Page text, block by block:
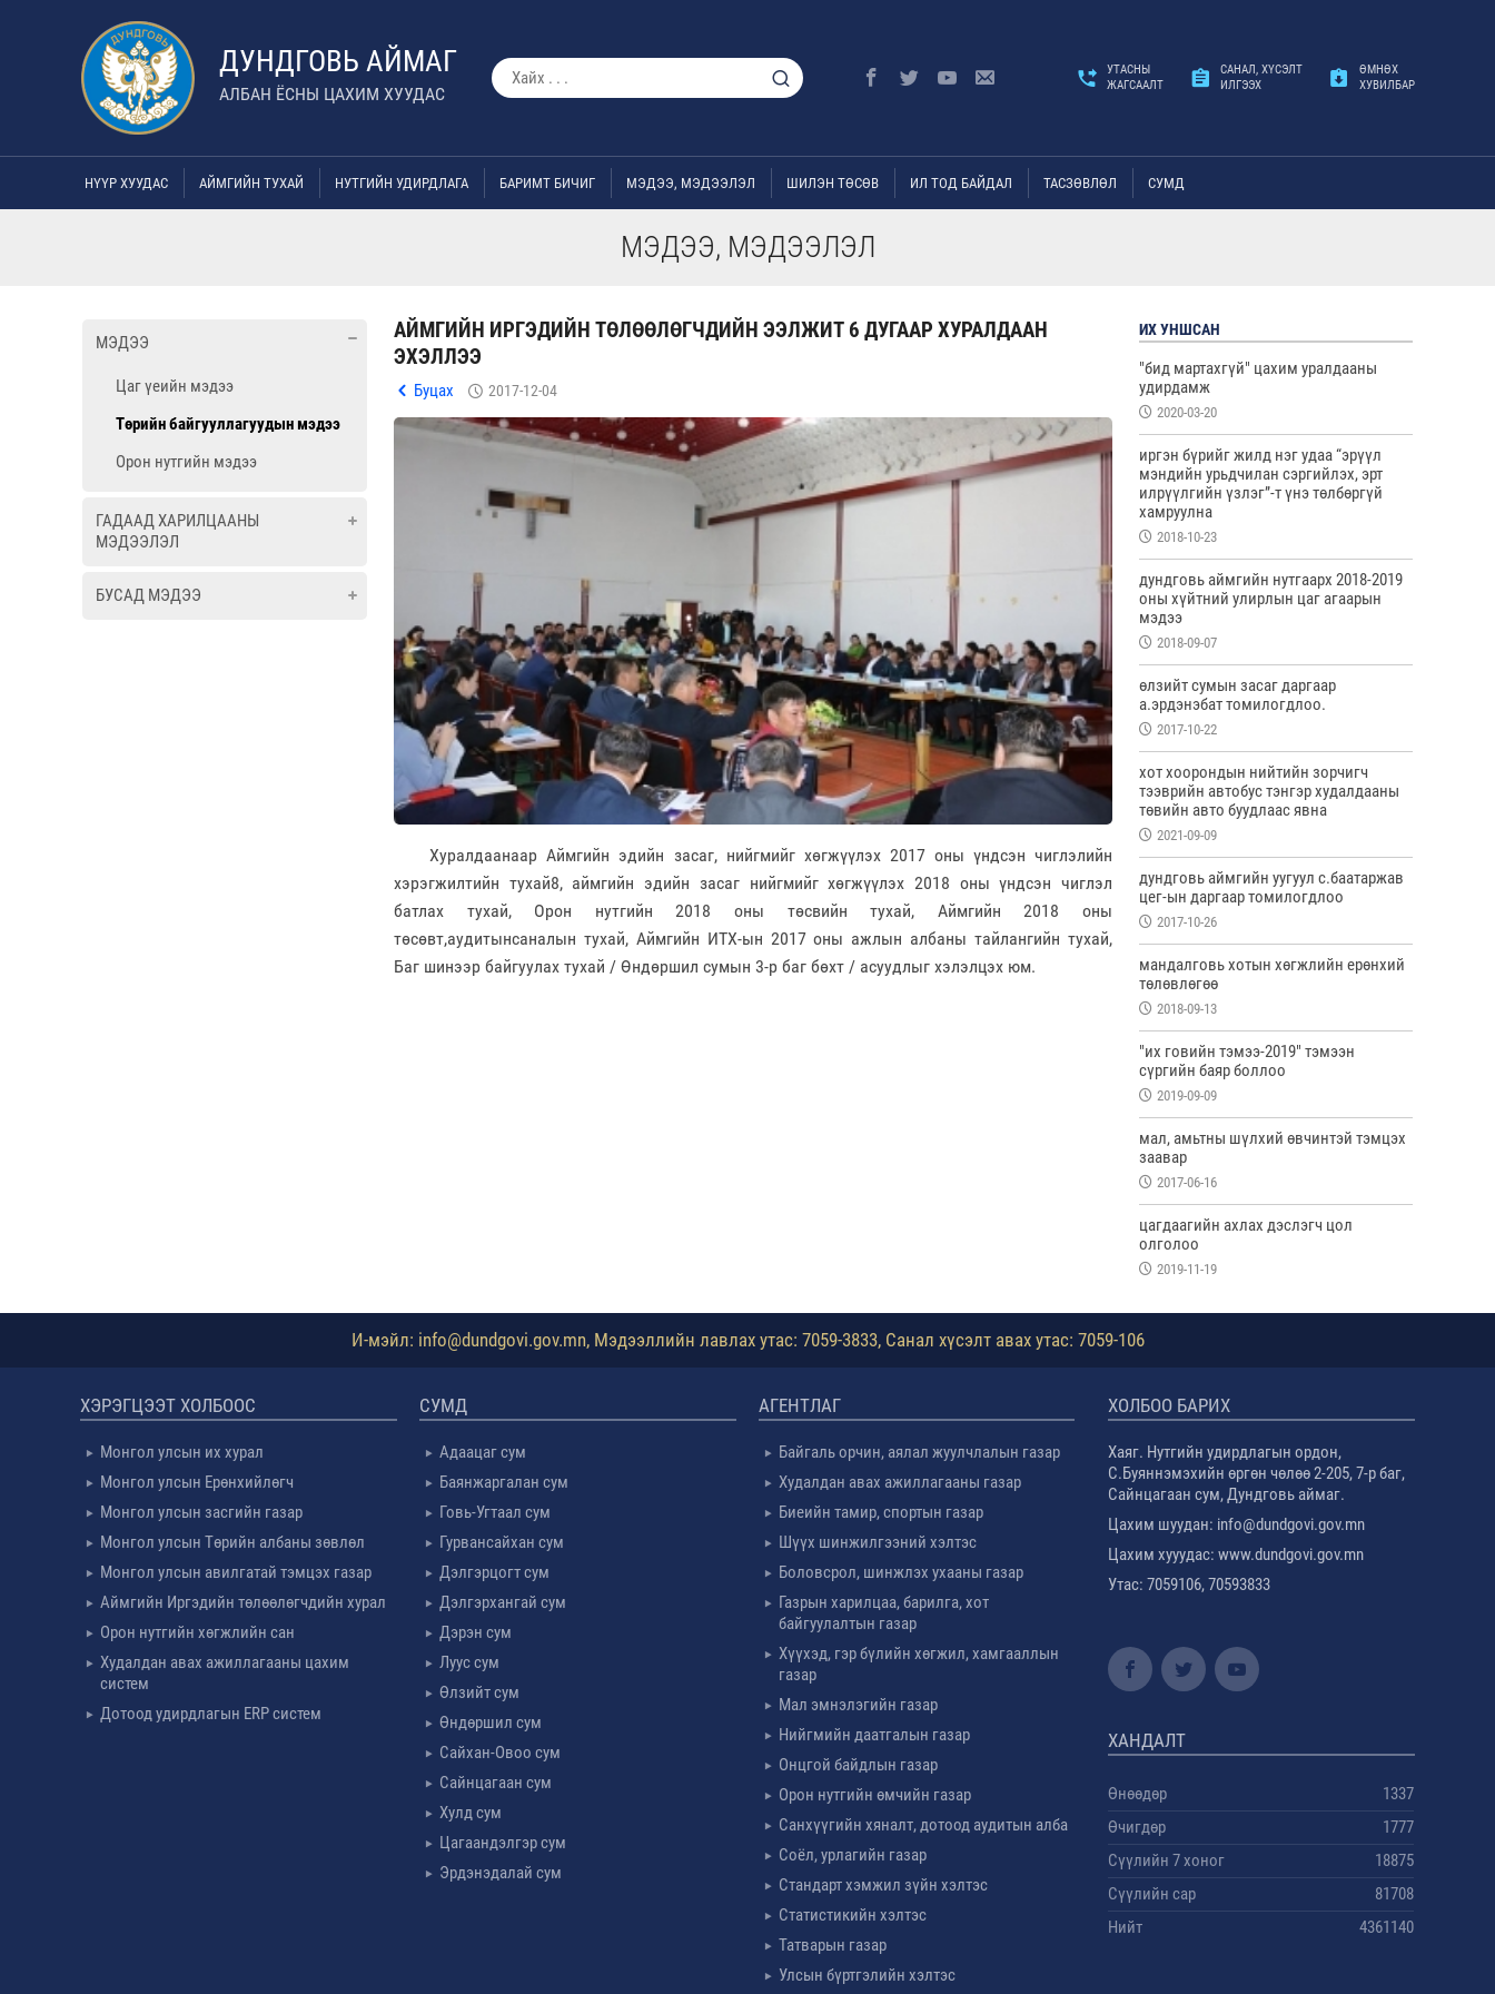
ДУНДГОВЬ АЙМАГ
АЛБАН ЁСНЫ ЦАХИМ ХУУДАС
УТАСНЫ
ЖАГСААЛТ
САНАЛ, ХҮСЭЛТ
ИЛГЭЭХ
ӨМНӨХ
ХУВИЛБАР
НҮҮР ХУУДАС АЙМГИЙН ТУХАЙ НУТГИЙН УДИРДЛАГА БАРИМТ БИЧИГ МЭДЭЭ, МЭДЭЭЛЭЛ ШИЛЭН ТӨСӨВ ИЛ ТОД БАЙДАЛ ТАСЗӨВЛӨЛ СУМД
МЭДЭЭ, МЭДЭЭЛЭЛ
МЭДЭЭ
Цаг үеийн мэдээ
Төрийн байгууллагуудын мэдээ
Орон нутгийн мэдээ
ГАДААД ХАРИЛЦААНЫ
МЭДЭЭЛЭЛ
БУСАД МЭДЭЭ
АЙМГИЙН ИРГЭДИЙН ТӨЛӨӨЛӨГЧДИЙН ЭЭЛЖИТ 6 ДУГААР ХУРАЛДААН
ЭХЭЛЛЭЭ
Буцах 2017-12-04
Хуралдаанаар Аймгийн эдийн засаг, нийгмийг хөгжүүлэх 2017 оны үндсэн чиглэлийн
хэрэгжилтийн тухай8, аймгийн эдийн засаг нийгмийг хөгжүүлэх 2018 оны үндсэн чиглэл
батлах тухай, Орон нутгийн 2018 оны төсвийн тухай, Аймгийн 2018 оны
төсөвт,аудитынсаналын тухай, Аймгийн ИТХ-ын 2017 оны ажлын албаны тайлангийн тухай,
Баг шинээр байгуулах тухай / Өндөршил сумын 3-р баг бөхт / асуудлыг хэлэлцэх юм.
ИХ УНШСАН
"бид мартахгүй" цахим уралдааны
удирдамж
2020-03-20
иргэн бүрийг жилд нэг удаа “эрүүл
мэндийн урьдчилан сэргийлэх, эрт
илрүүлгийн үзлэг”-т үнэ төлбөргүй
хамруулна
2018-10-23
дундговь аймгийн нутгаарх 2018-2019
оны хүйтний улирлын цаг агаарын
мэдээ
2018-09-07
өлзийт сумын засаг даргаар
а.эрдэнэбат томилогдлоо.
2017-10-22
хот хоорондын нийтийн зорчигч
тээврийн автобус тэнгэр худалдааны
төвийн авто буудлаас явна
2021-09-09
дундговь аймгийн уугуул с.баатаржав
цег-ын даргаар томилогдлоо
2017-10-26
мандалговь хотын хөгжлийн ерөнхий
төлөвлөгөө
2018-09-13
"их говийн тэмээ-2019" тэмээн
сүргийн баяр боллоо
2019-09-09
мал, амьтны шүлхий өвчинтэй тэмцэх
заавар
2017-06-16
цагдаагийн ахлах дэслэгч цол
олголоо
2019-11-19
И-мэйл: info@dundgovi.gov.mn, Мэдээллийн лавлах утас: 7059-3833, Санал хүсэлт авах утас: 7059-106
ХЭРЭГЦЭЭТ ХОЛБООС
Монгол улсын их хурал
Монгол улсын Ерөнхийлөгч
Монгол улсын засгийн газар
Монгол улсын Төрийн албаны зөвлөл
Монгол улсын авилгатай тэмцэх газар
Аймгийн Иргэдийн төлөөлөгчдийн хурал
Орон нутгийн хөгжлийн сан
Худалдан авах ажиллагааны цахим
систем
Дотоод удирдлагын ERP систем
СУМД
Адаацаг сум
Баянжаргалан сум
Говь-Угтаал сум
Гурвансайхан сум
Дэлгэрцогт сум
Дэлгэрхангай сум
Дэрэн сум
Луус сум
Өлзийт сум
Өндөршил сум
Сайхан-Овоо сум
Сайнцагаан сум
Хулд сум
Цагаандэлгэр сум
Эрдэнэдалай сум
АГЕНТЛАГ
Байгаль орчин, аялал жуулчлалын газар
Худалдан авах ажиллагааны газар
Биеийн тамир, спортын газар
Шүүх шинжилгээний хэлтэс
Боловсрол, шинжлэх ухааны газар
Газрын харилцаа, барилга, хот
байгуулалтын газар
Хүүхэд, гэр бүлийн хөгжил, хамгааллын
газар
Мал эмнэлэгийн газар
Нийгмийн даатгалын газар
Онцгой байдлын газар
Орон нутгийн өмчийн газар
Санхүүгийн хяналт, дотоод аудитын алба
Соёл, урлагийн газар
Стандарт хэмжил зүйн хэлтэс
Статистикийн хэлтэс
Татварын газар
Улсын бүртгэлийн хэлтэс
ХОЛБОО БАРИХ
Хаяг. Нутгийн удирдлагын ордон,
С.Буяннэмэхийн өргөн чөлөө 2-205, 7-р баг,
Сайнцагаан сум, Дундговь аймаг.
Цахим шуудан: info@dundgovi.gov.mn
Цахим хууудас: www.dundgovi.gov.mn
Утас: 7059106, 70593833
ХАНДАЛТ
Өнөөдөр
1337
Өчигдөр
1777
Сүүлийн 7 хоног
18875
Сүүлийн сар
81708
Нийт
4361140